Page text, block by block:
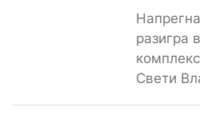
разигра
Свети